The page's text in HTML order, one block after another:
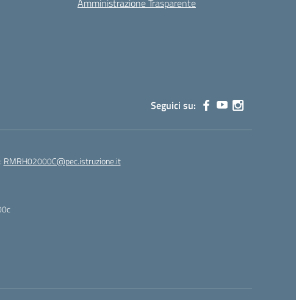
Amministrazione Trasparente
Seguici su:
RMRH02000C@pec.istruzione.it